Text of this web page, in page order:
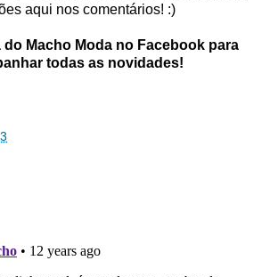
aqui nos comentários! :)
do Macho Moda no Facebook para
todas as novidades!